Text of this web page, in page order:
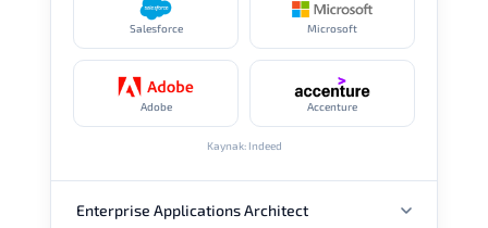
Salesforce Microsoft
Adobe Accenture
Kaynak: Indeed
Enterprise Applications Architect